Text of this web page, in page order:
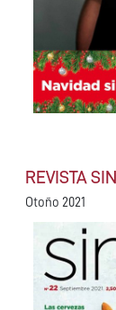
REVISTA
Otoño 2021